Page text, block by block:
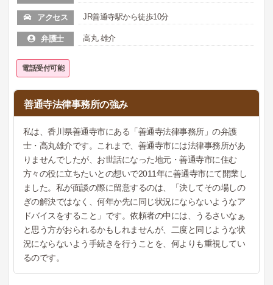
アクセス JR善通寺駅から徒歩10分
弁護士 高丸 雄介
電話受付可能
善通寺法律事務所の強み
私は、香川県善通寺市にある「善通寺法律事務所」の弁護
士・高丸雄介です。これまで、善通寺市には法律事務所があ
りませんでしたが、お世話になった地元・善通寺市に住む
方々の役に立ちたいとの想いで2011年に善通寺市にて開業し
ました。私が面談の際に留意するのは、「決してその場しの
ぎの解決ではなく、何年か先に同じ状況にならないようなア
ドバイスをすること」です。依頼者の中には、うるさいなぁ
と思う方がおられるかもしれませんが、二度と同じような状
況にならないよう手続きを行うことを、何よりも重視してい
るのです。